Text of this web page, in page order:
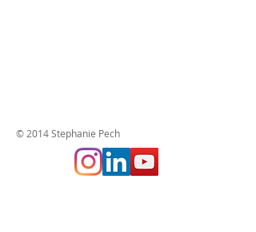
© 2014 Stephanie Pech